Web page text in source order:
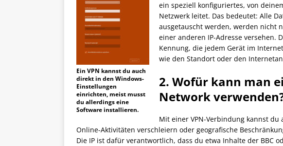
Ein VPN kannst du auch
direkt in den Windows-
Einstellungen
einrichten, meist musst
du allerdings eine
Software installieren.
ein speziell konfiguriertes, von
Netzwerk leitet. Das bedeutet: Alle
ausgetauscht werden, werden nicht
einer anderen IP-Adresse versehen.
Kennung, die jedem Gerät im
wie den Standort oder den
2. Wofür kann man
Network
Mit einer VPN-Verbindung kannst du
Online-Aktivitäten verschleiern oder geografische
Die IP ist dafür verantwortlich, dass du etwa Inhalte der BBC